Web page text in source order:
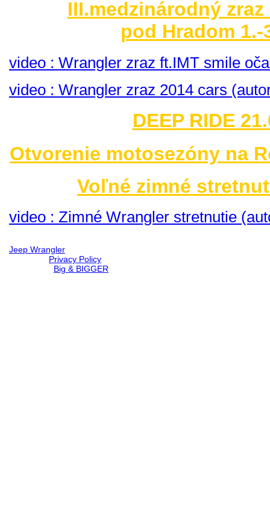
III.medzinárodný
pod Hradom 1.-
video : Wrangler zraz ft.IMT smile
video : Wrangler zraz 2014 cars
DEEP RIDE
Otvorenie motosezóny na
Voľné zimné
video : Zimné Wrangler stretnutie
Jeep Wrangler
Privacy Policy
Big & BIGGER